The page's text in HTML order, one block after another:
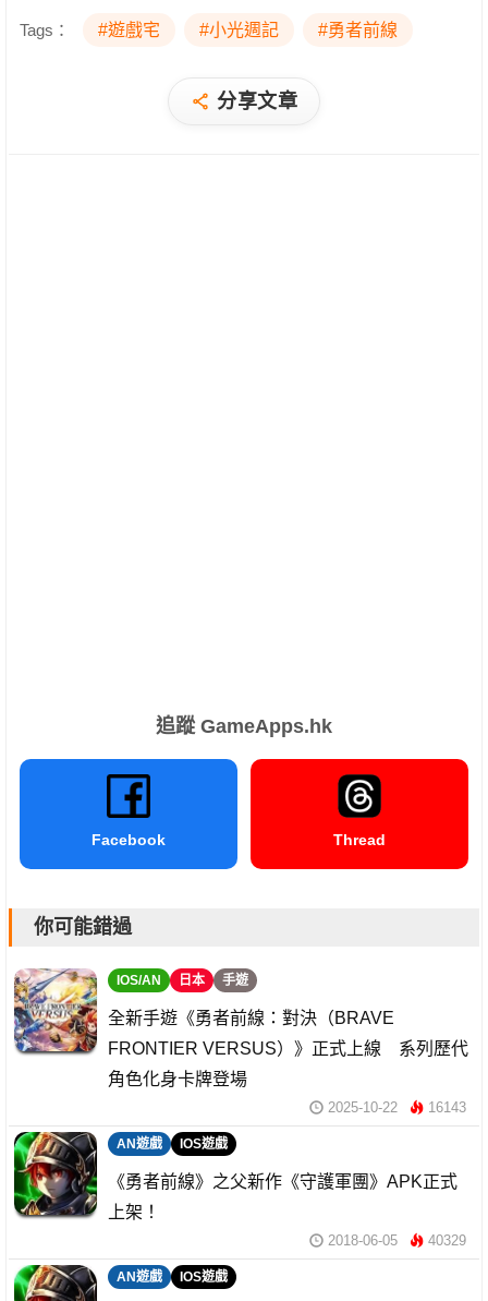
Tags： #遊戲宅 #小光週記 #勇者前線
分享文章
追蹤 GameApps.hk
Facebook Thread
你可能錯過
IOS/AN 日本 手遊
全新手遊《勇者前線：對決（BRAVE
FRONTIER VERSUS）》正式上線 系列歷代
角色化身卡牌登場
2025-10-22 16143
AN遊戲 IOS遊戲
《勇者前線》之父新作《守護軍團》APK正式
上架！
2018-06-05 40329
AN遊戲 IOS遊戲